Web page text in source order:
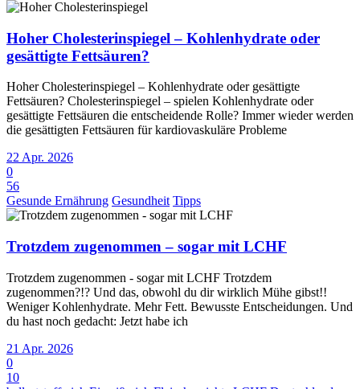
Hoher Cholesterinspiegel – Kohlenhydrate oder
gesättigte Fettsäuren?
Hoher Cholesterinspiegel – Kohlenhydrate oder gesättigte
Fettsäuren? Cholesterinspiegel – spielen Kohlenhydrate oder
gesättigte Fettsäuren die entscheidende Rolle? Immer wieder werden
die gesättigten Fettsäuren für kardiovaskuläre Probleme
22 Apr. 2026
0
56
Gesunde Ernährung Gesundheit Tipps
Trotzdem zugenommen – sogar mit LCHF
Trotzdem zugenommen - sogar mit LCHF Trotzdem
zugenommen?!? Und das, obwohl du dir wirklich Mühe gibst!!
Weniger Kohlenhydrate. Mehr Fett. Bewusste Entscheidungen. Und
du hast noch gedacht: Jetzt habe ich
21 Apr. 2026
0
10